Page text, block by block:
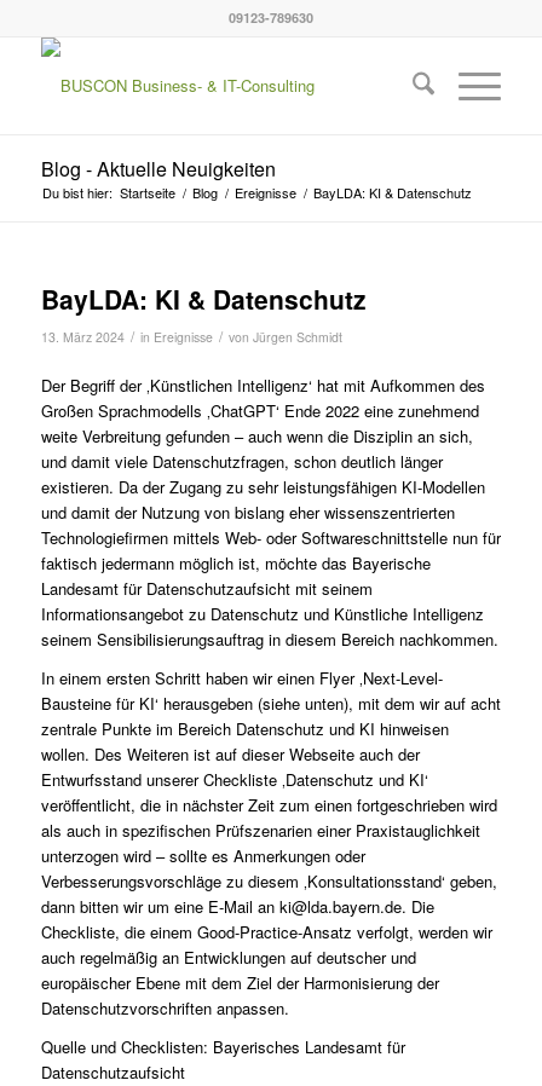
09123-789630
Blog - Aktuelle Neuigkeiten
Du bist hier: Startseite / Blog / Ereignisse / BayLDA: KI & Datenschutz
BayLDA: KI & Datenschutz
13. März 2024 / in Ereignisse / von Jürgen Schmidt
Der Begriff der ‚Künstlichen Intelligenz‘ hat mit Aufkommen des
Großen Sprachmodells ‚ChatGPT‘ Ende 2022 eine zunehmend
weite Verbreitung gefunden – auch wenn die Disziplin an sich,
und damit viele Datenschutzfragen, schon deutlich länger
existieren. Da der Zugang zu sehr leistungsfähigen KI-Modellen
und damit der Nutzung von bislang eher wissenszentrierten
Technologiefirmen mittels Web- oder Softwareschnittstelle nun für
faktisch jedermann möglich ist, möchte das Bayerische
Landesamt für Datenschutzaufsicht mit seinem
Informationsangebot zu Datenschutz und Künstliche Intelligenz
seinem Sensibilisierungsauftrag in diesem Bereich nachkommen.
In einem ersten Schritt haben wir einen Flyer ‚Next-Level-
Bausteine für KI‘ herausgeben (siehe unten), mit dem wir auf acht
zentrale Punkte im Bereich Datenschutz und KI hinweisen
wollen. Des Weiteren ist auf dieser Webseite auch der
Entwurfsstand unserer Checkliste ‚Datenschutz und KI‘
veröffentlicht, die in nächster Zeit zum einen fortgeschrieben wird
als auch in spezifischen Prüfszenarien einer Praxistauglichkeit
unterzogen wird – sollte es Anmerkungen oder
Verbesserungsvorschläge zu diesem ‚Konsultationsstand‘ geben,
dann bitten wir um eine E-Mail an ki@lda.bayern.de. Die
Checkliste, die einem Good-Practice-Ansatz verfolgt, werden wir
auch regelmäßig an Entwicklungen auf deutscher und
europäischer Ebene mit dem Ziel der Harmonisierung der
Datenschutzvorschriften anpassen.
Quelle und Checklisten: Bayerisches Landesamt für
Datenschutzaufsicht